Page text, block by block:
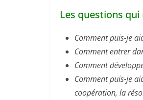
Les questions qui
Comment puis-je
Comment entrer
Comment
Comment puis-je
coopération, la